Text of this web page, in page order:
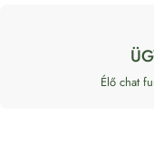
Élő chat